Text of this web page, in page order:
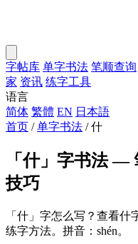
字帖库 单字书法 笔顺查询
家 资讯 练字工具
语言
简体 繁體 EN 日本語
首页 / 单字书法 / 什
「什」字书法 —
技巧
「什」字怎么写？查看
练字方法。拼音：shén。